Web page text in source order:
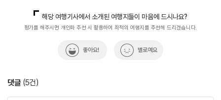
해당 여행기사에서 소개된 여행지들이 마음에 드시나요?
평가를 해주시면 개인화 추천 시 활용하여 최적의 여행지를 추천해 드리겠습니다.
좋아요! 별로예요
댓글 (5건)